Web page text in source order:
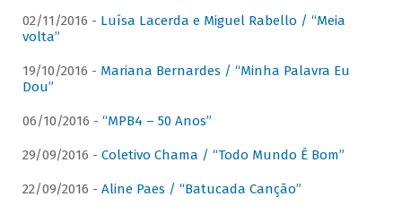
02/11/2016 - Luísa Lacerda e Miguel Rabello / “Meia
volta”
19/10/2016 - Mariana Bernardes / “Minha Palavra Eu
Dou”
06/10/2016 - “MPB4 – 50 Anos”
29/09/2016 - Coletivo Chama / “Todo Mundo É Bom”
22/09/2016 - Aline Paes / “Batucada Canção”